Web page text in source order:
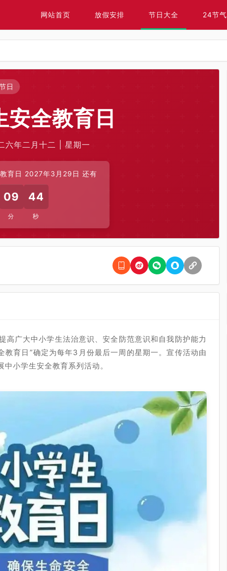
网站首页 放假安排 节日大全 24节气
日
安全教育日
年二月十二 | 星期一
育日 2027年3月29日 还有
09
分
43
秒
广大中小学生法治意识、安全防范意识和自我防护能力
育日”确定为每年3月份最后一周的星期一。宣传活动由
小学生安全教育系列活动。